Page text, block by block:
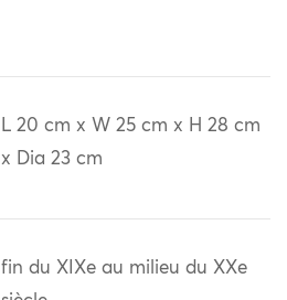
L 20 cm x W 25 cm x H 28 cm
x Dia 23 cm
fin du XIXe au milieu du XXe